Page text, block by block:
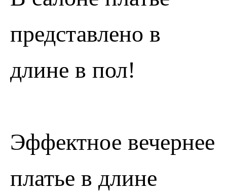
представлено в
длине в пол!
Эффектное вечернее
платье в длине